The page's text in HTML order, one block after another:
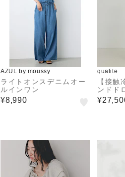
AZUL by moussy
ライトオンスデニムオー
ルインワン
¥8,990
qualite
【接触
ンドド
ワン